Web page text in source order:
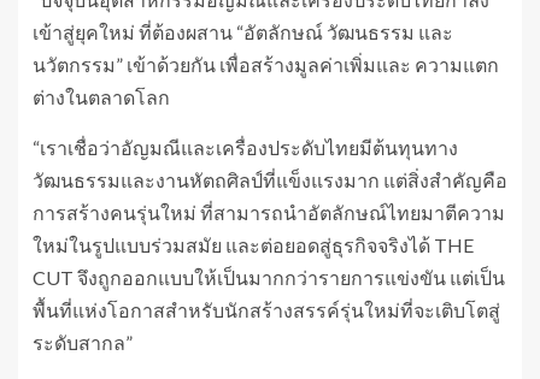
เข้าสู่ยุคใหม่ ที่ต้องผสาน “อัตลักษณ์ วัฒนธรรม และ
นวัตกรรม” เข้าด้วยกัน เพื่อสร้างมูลค่าเพิ่มและ ความแตก
ต่างในตลาดโลก
“เราเชื่อว่าอัญมณีและเครื่องประดับไทยมีต้นทุนทาง
วัฒนธรรมและงานหัตถศิลป์ที่แข็งแรงมาก แต่สิ่งสำคัญคือ
การสร้างคนรุ่นใหม่ ที่สามารถนำอัตลักษณ์ไทยมาตีความ
ใหม่ในรูปแบบร่วมสมัย และต่อยอดสู่ธุรกิจจริงได้ THE
CUT จึงถูกออกแบบให้เป็นมากกว่ารายการแข่งขัน แต่เป็น
พื้นที่แห่งโอกาสสำหรับนักสร้างสรรค์รุ่นใหม่ที่จะเติบโตสู่
ระดับสากล”